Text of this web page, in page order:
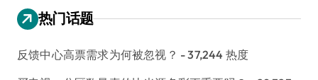
热门话题
反馈中心高票需求为何被忽视？ - 37,244 热度